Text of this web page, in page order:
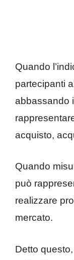
Quando
partecipanti
abbassando
acquisto,
Quando
può
realizzare
mercato.
Detto